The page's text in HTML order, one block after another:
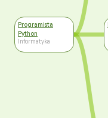
Programista
Python
Informatyka